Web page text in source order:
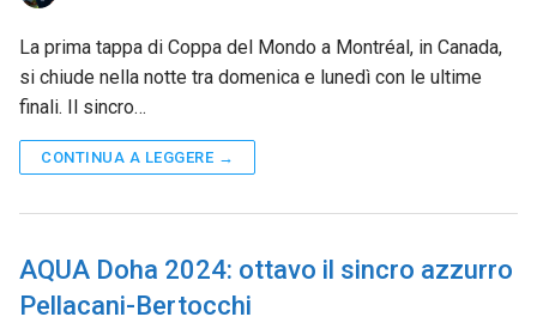
La prima tappa di Coppa del Mondo a Montréal, in Canada,
si chiude nella notte tra domenica e lunedì con le ultime
finali. Il sincro…
CONTINUA A LEGGERE →
AQUA Doha 2024: ottavo il sincro azzurro
Pellacani-Bertocchi